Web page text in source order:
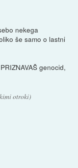
nekega
še samo o lastni
genocid,
otroki)